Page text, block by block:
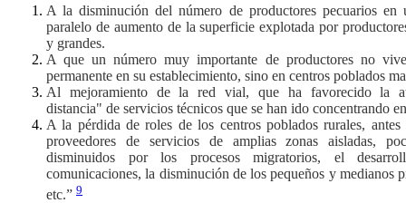
A la disminución del número de productores pecuarios en
paralelo de aumento de la superficie explotada por
y grandes.
A que un número muy importante de productores no
permanente en su establecimiento, sino en centros poblados
Al mejoramiento de la red vial, que ha favorecido la
distancia" de servicios técnicos que se han ido concentrando
A la pérdida de roles de los centros poblados rurales, antes
proveedores de servicios de amplias zonas aisladas,
disminuidos por los procesos migratorios, el
comunicaciones, la disminución de los pequeños y medianos
etc.” 9